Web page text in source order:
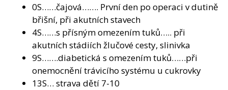
0S……čajová……. První den po operaci v dutině
břišní, při akutních stavech
4S……s přísným omezením tuků….. při
akutních stádiích žlučové cesty, slinivka
9S…….diabetická s omezením tuků……při
onemocnění trávicího systému u cukrovky
13S… strava dětí 7-10